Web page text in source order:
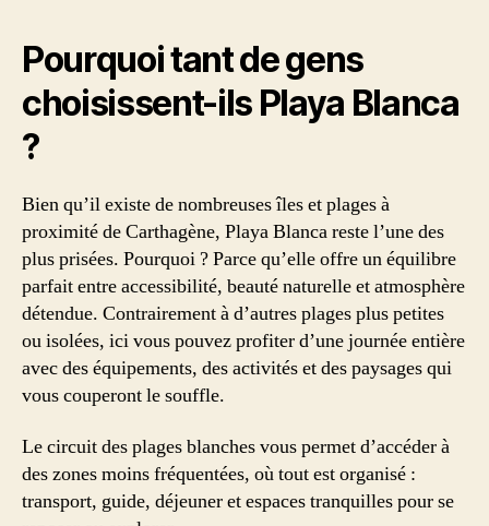
Pourquoi tant de gens
choisissent-ils Playa Blanca
?
Bien qu’il existe de nombreuses îles et plages à
proximité de Carthagène, Playa Blanca reste l’une des
plus prisées. Pourquoi ? Parce qu’elle offre un équilibre
parfait entre accessibilité, beauté naturelle et atmosphère
détendue. Contrairement à d’autres plages plus petites
ou isolées, ici vous pouvez profiter d’une journée entière
avec des équipements, des activités et des paysages qui
vous couperont le souffle.
Le circuit des plages blanches vous permet d’accéder à
des zones moins fréquentées, où tout est organisé :
transport, guide, déjeuner et espaces tranquilles pour se